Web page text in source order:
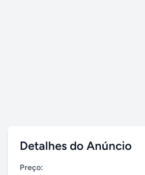
Detalhes do Anúncio
Preço: